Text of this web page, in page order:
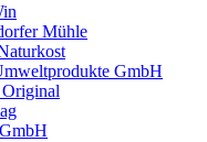
Mühle
GmbH